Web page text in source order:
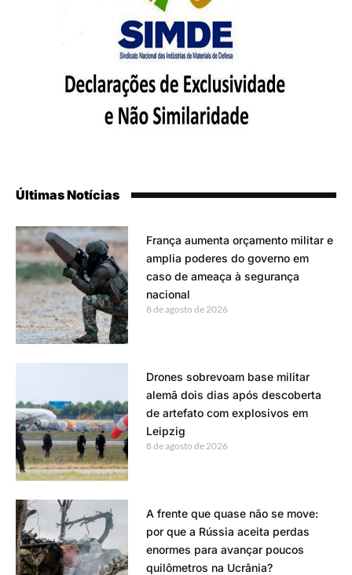
Últimas Notícias
França aumenta orçamento militar e
amplia poderes do governo em
caso de ameaça à segurança
nacional
8 de agosto de 2026
Drones sobrevoam base militar
alemã dois dias após descoberta
de artefato com explosivos em
Leipzig
8 de agosto de 2026
A frente que quase não se move:
por que a Rússia aceita perdas
enormes para avançar poucos
quilômetros na Ucrânia?